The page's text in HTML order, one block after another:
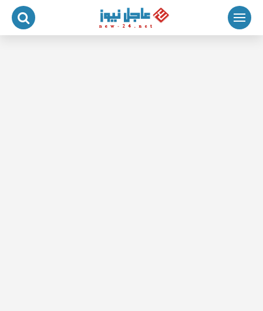
التجاوز
المحتوى